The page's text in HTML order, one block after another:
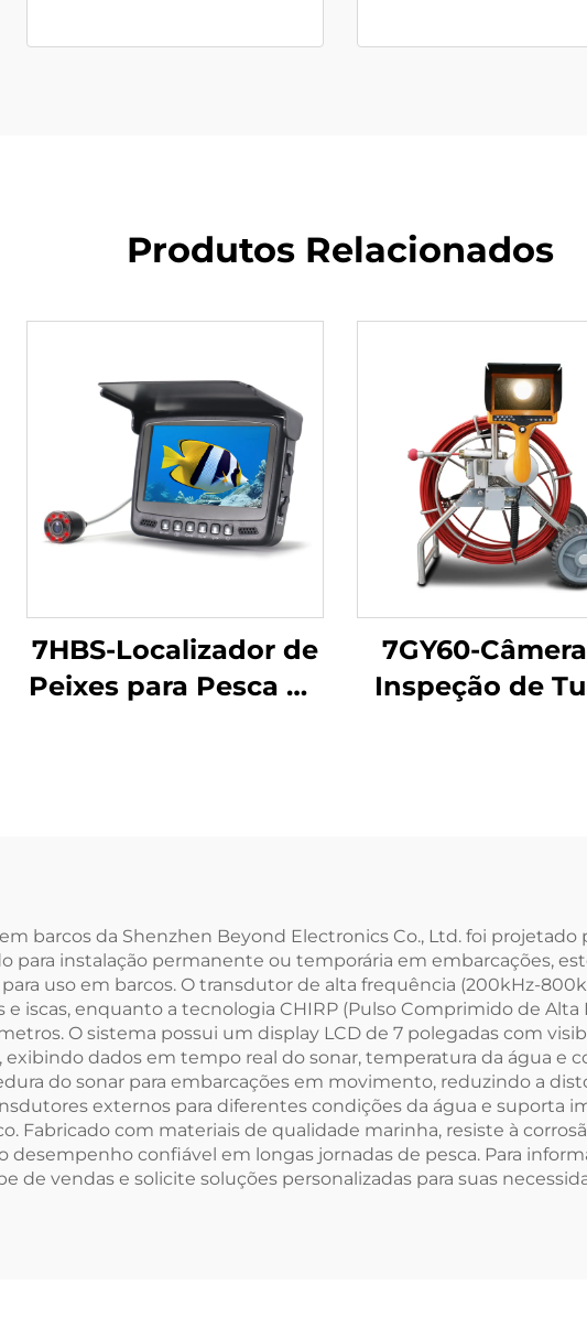
Produtos Relacionados
7HBS-Localizador de
Peixes para Pesca no
7GY60-
Inspeção de
barcos da Shenzhen Beyond Electronics Co., Ltd. foi
para instalação permanente ou temporária em embarcações,
uso em barcos. O transdutor de alta frequência (200kHz-
iscas, enquanto a tecnologia CHIRP (Pulso Comprimido de
O sistema possui um display LCD de 7 polegadas com
dados em tempo real do sonar, temperatura da água e
do sonar para embarcações em movimento, reduzindo a
externos para diferentes condições da água e suporta
Fabricado com materiais de qualidade marinha, resiste à
confiável em longas jornadas de pesca. Para
de vendas e solicite soluções personalizadas para suas